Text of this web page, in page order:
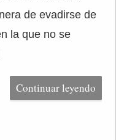
de evadirse de
la que no se
Continuar leyendo